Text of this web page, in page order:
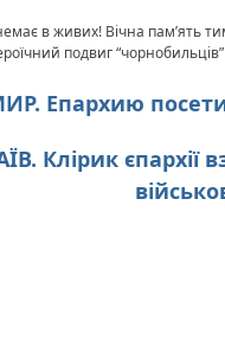
в живих! Вічна пам’ять
подвиг
Епархию
Клірик єпархії